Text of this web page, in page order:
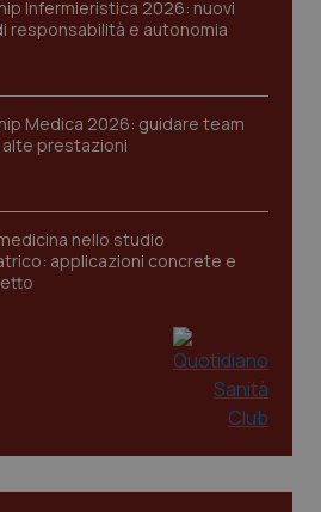
Infermieristica 2026: nuovi
responsabilità e autonomia
Medica 2026: guidare team
alte prestazioni
nello studio
applicazioni concrete e
YouTube
.youtube.com